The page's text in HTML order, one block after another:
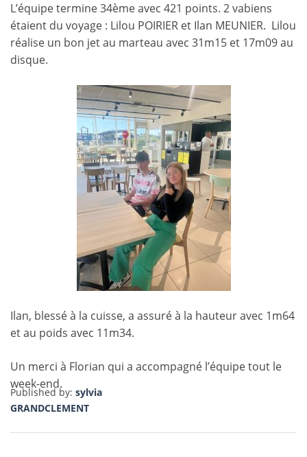
L’équipe termine 34ème avec 421 points. 2 vabiens
étaient du voyage : Lilou POIRIER et Ilan MEUNIER. Lilou
réalise un bon jet au marteau avec 31m15 et 17m09 au
disque.
Ilan, blessé à la cuisse, a assuré à la hauteur avec 1m64
et au poids avec 11m34.
Un merci à Florian qui a accompagné l’équipe tout le
week-end.
Published by: sylvia
GRANDCLEMENT